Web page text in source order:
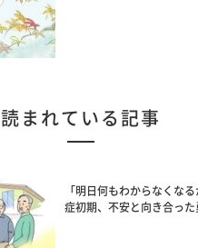
読まれている記事
「明日何もわからなくな
症初期、不安と向き合った